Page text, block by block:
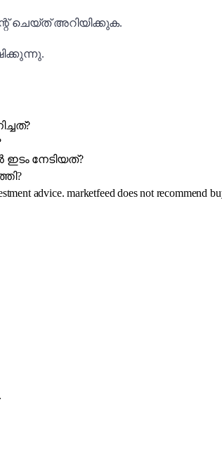
ചെയ്ത് അറിയിക്കുക.
ഇടം നേടിയത്?
advice. marketfeed does not recommend